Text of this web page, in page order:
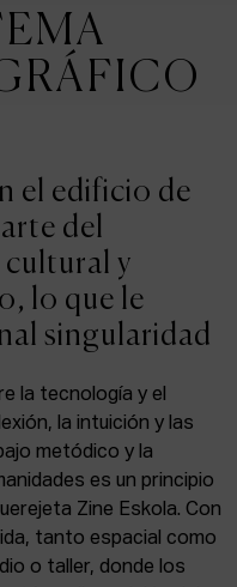
Instagram
Eskola 2026
plaza, 1
el edificio de
del
y
lo que le
singularidad
la tecnología y el
la intuición y las
metódico y la
es un principio
Zine Eskola. Con
tanto espacial como
o taller, donde los